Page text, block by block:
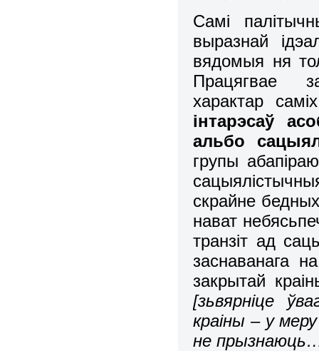
Самі
выразнай
вядомыя ня
Працягвае
характар
інтарэсаў
альбо
групы
скрайне
нават
транзіт ад
заснаванага
закрытай
[зьвярніце
краіны – у
не